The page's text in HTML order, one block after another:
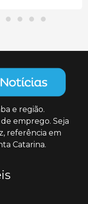
e região.
emprego. Seja
referência em
Catarina.